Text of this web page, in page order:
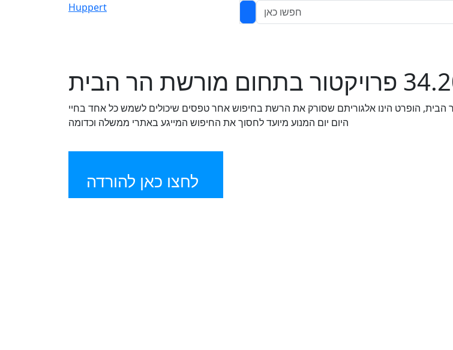
Huppert
פרויקטור בתחום מורשת הר הבית, הופרט הינו אלגוריתם שסורק את הרשת בחיפוש אחר טפסים שיכולים לשמש כל אחד בחיי
היום יום המנוע מיועד לחסוך את החיפוש המייגע באתרי ממשלה וכדומה
לחצו כאן להורדה